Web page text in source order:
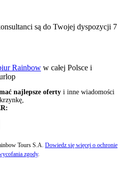
są do Twojej dyspozycji 7
Rainbow w całej Polsce i
najlepsze oferty i inne wiadomości
Tours S.A. Dowiedz się więcej o ochronie
zgody.